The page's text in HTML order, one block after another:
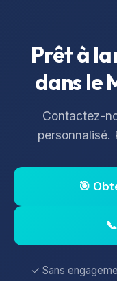
Prêt à
dans le
Contactez-
personnalisé.
🎯
✓ Sans